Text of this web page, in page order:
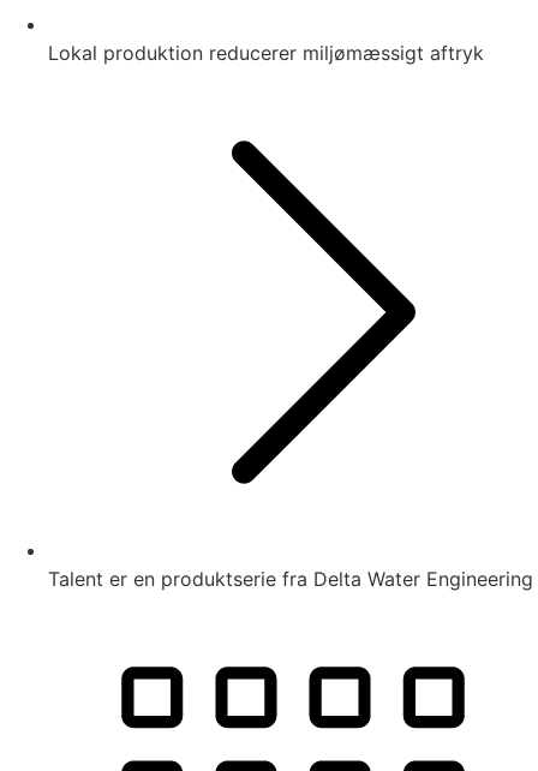
Lokal produktion reducerer miljømæssigt aftryk
Talent er en produktserie fra Delta Water Engineering